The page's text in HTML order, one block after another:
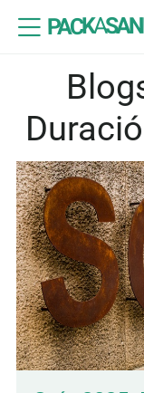
PACKA